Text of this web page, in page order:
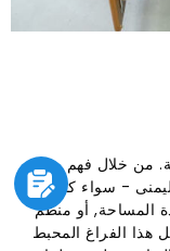
من خلال فهم
- سواء كان ليزي
المساحة, أو منظم
هذا الفراغ المحبط